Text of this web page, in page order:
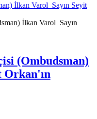
İlkan Varol Sayın Seyit
(Ombudsman)
Orkan'ın